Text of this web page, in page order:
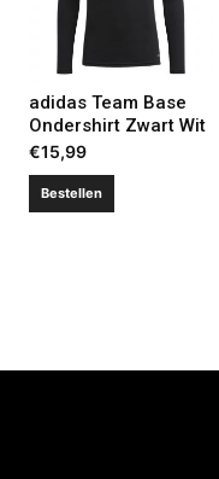
adidas Team Base
Ondershirt Zwart Wit
€15,99
Bestellen